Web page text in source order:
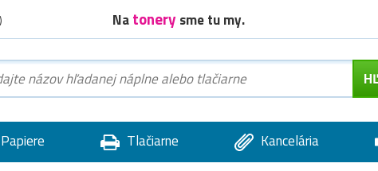
Natonery sme tu my.
Papiere Tlačiarne Kancelária